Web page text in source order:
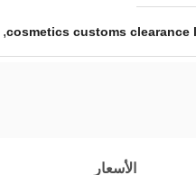
cosmetics customs clearance
,
الأسعار